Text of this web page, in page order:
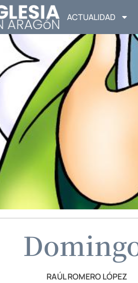
ACTUALIDAD
RAÚL ROMERO LÓPEZ